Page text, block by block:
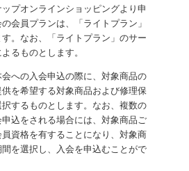
プオンラインショッピングより申
会員プランは、「ライトプラン」
。なお、「ライトプラン」のサー
るものとします。
への入会申込の際に、対象商品の
を希望する対象商品および修理保
するものとします。なお、複数の
込をされる場合には、対象商品ご
資格を有することになり、対象商
を選択し、入会を申込むことがで